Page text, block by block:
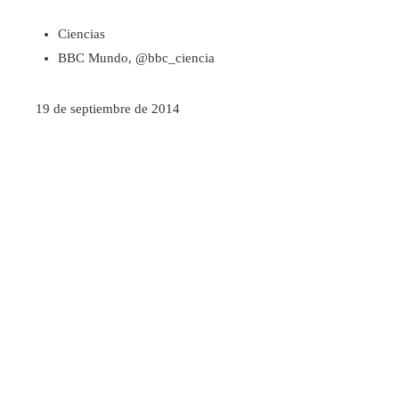
Ciencias
BBC Mundo, @bbc_ciencia
19 de septiembre de 2014